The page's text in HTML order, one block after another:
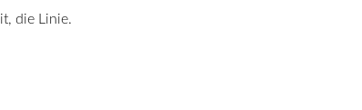
die Linie.